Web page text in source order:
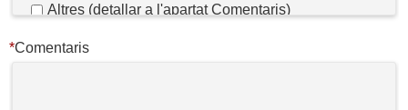
Altres (detallar a l'apartat Comentaris)
*Comentaris